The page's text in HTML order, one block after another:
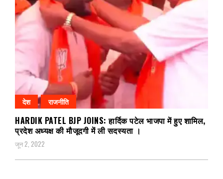
देश राजनीति
HARDIK PATEL BJP JOINS: हार्दिक पटेल भाजपा में हुए शामिल,
प्रदेश अध्यक्ष की मौजूदगी में ली सदस्यता ।
जून 2, 2022